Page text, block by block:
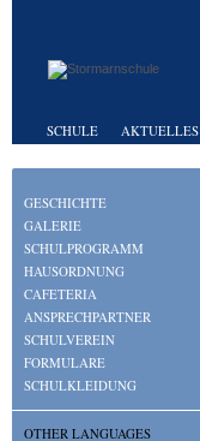
SCHULE AKTUELLES
GESCHICHTE
GALERIE
SCHULPROGRAMM
HAUSORDNUNG
CAFETERIA
ANSPRECHPARTNER
SCHULVEREIN
FORMULARE
SCHULKLEIDUNG
OTHER LANGUAGES